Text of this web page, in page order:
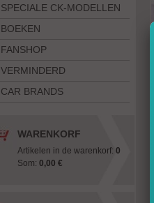
SPECIALE CK-MODELLEN
BOEKEN
FANSHOP
VERMINDERD
CAR BRANDS
WARENKORF
Artikelen in de warenkorf: 0
Som: 0,00 €